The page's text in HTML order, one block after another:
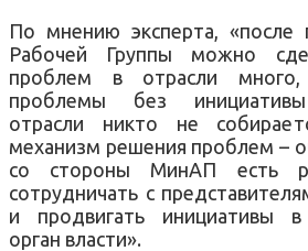
По мнению эксперта, «после
Рабочей Группы можно
проблем в отрасли
проблемы без инициативы
отрасли никто не
механизм решения проблем –
со стороны МинАП есть
сотрудничать с
и продвигать инициативы в
орган власти».